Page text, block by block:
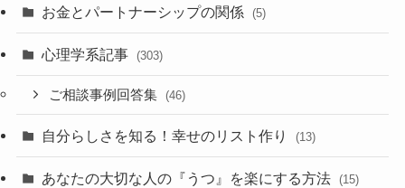
お金とパートナーシップの関係 (5)
心理学系記事 (303)
ご相談事例回答集 (46)
自分らしさを知る！幸せのリスト作り (13)
あなたの大切な人の『うつ』を楽にする方法 (15)